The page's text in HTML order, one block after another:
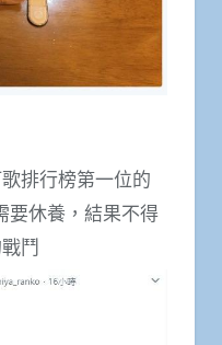
排行榜第一位的
要休養，結果不得
鬥